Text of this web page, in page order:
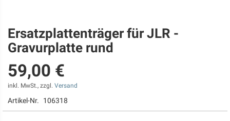
Zum
Anfang
der
springen
Ersatzplattenträger für JLR -
Gravurplatte rund
59,00 €
inkl. MwSt., zzgl. Versand
Artikel-Nr. 106318